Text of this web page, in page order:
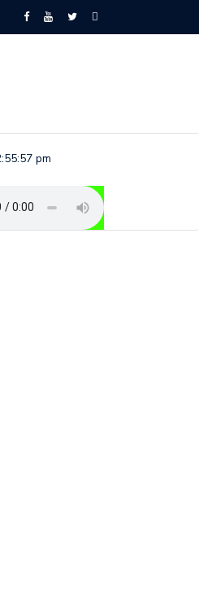
a la conmemoración del 8 de marzo
pm